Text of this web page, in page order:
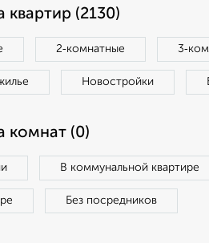
(2130)
2‑комнатные
Новостройки
комнат (0)
В коммунальной квартире
Без посредников